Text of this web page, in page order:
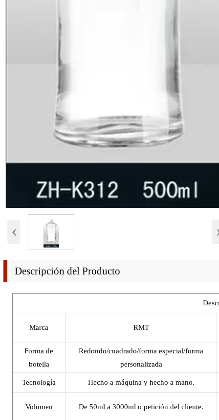
‹
Descripción del Producto
Marca RMT
Forma de
botella
Redondo/cuadrado/forma especial/forma
personalizada
Tecnología Hecho a máquina y hecho a mano.
Volumen De 50ml a 3000ml o petición del cliente.